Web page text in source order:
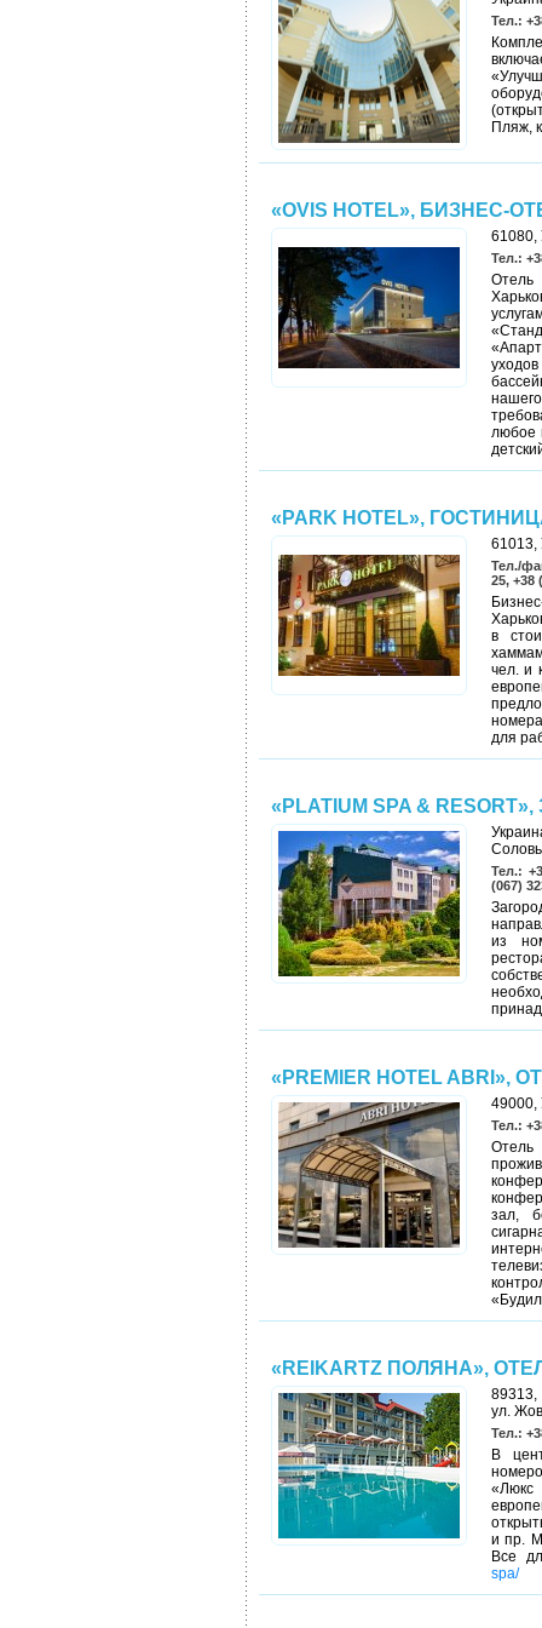
Тел.:
Пляж,
«OVIS HOTEL», БИЗНЕС-
61080,
Тел.:
Отель
любое
«PARK HOTEL»,
61013,
Тел./
25, +38
в
чел. и
для
«PLATIUM SPA &
Тел.:
(067)
из
«PREMIER HOTEL ABRI»,
49000,
Тел.:
Отель
зал,
«REIKARTZ ПОЛЯНА»,
89313,
ул.
Тел.:
В
и пр.
Все
spa/